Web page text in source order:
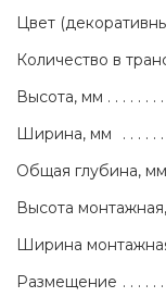
Цвет
Количество в
Высота, мм
Ширина, мм
Общая глубина, мм
Высота
Ширина
Размещение